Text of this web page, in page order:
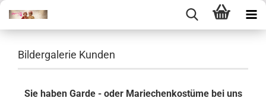
Bildergalerie Kunden
Sie haben Garde - oder Mariechenkostüme bei uns